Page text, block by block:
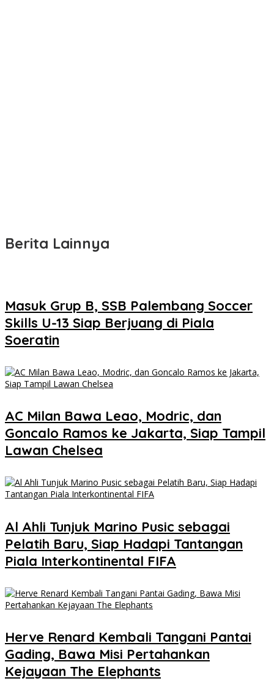
Berita Lainnya
Masuk Grup B, SSB Palembang Soccer
Skills U-13 Siap Berjuang di Piala
Soeratin
AC Milan Bawa Leao, Modric, dan
Goncalo Ramos ke Jakarta, Siap Tampil
Lawan Chelsea
Al Ahli Tunjuk Marino Pusic sebagai
Pelatih Baru, Siap Hadapi Tantangan
Piala Interkontinental FIFA
Herve Renard Kembali Tangani Pantai
Gading, Bawa Misi Pertahankan
Kejayaan The Elephants